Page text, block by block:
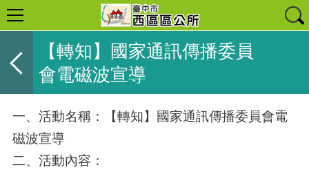
【轉知】國家通訊傳播委員
會電磁波宣導
一、活動名稱：【轉知】國家通訊傳播委員會電
磁波宣導
二、活動內容：